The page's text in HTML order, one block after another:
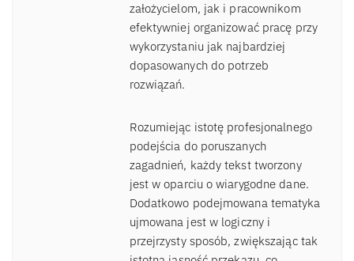
założycielom, jak i pracownikom
efektywniej organizować pracę przy
wykorzystaniu jak najbardziej
dopasowanych do potrzeb
rozwiązań.
Rozumiejąc istotę profesjonalnego
podejścia do poruszanych
zagadnień, każdy tekst tworzony
jest w oparciu o wiarygodne dane.
Dodatkowo podejmowana tematyka
ujmowana jest w logiczny i
przejrzysty sposób, zwiększając tak